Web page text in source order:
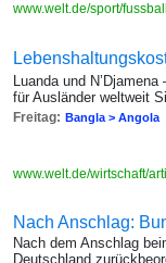
www.welt.de/sport/
Luanda und
für Ausländer weltweit
Freitag: Bangla > Angola
www.welt.de/wirtschaft/
Nach Anschlag:
Nach dem Anschlag
Deutschland